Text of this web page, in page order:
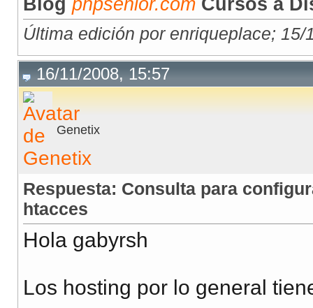
Última edición por enriqueplace;
16/11/2008, 15:57
Genetix
Respuesta: Consulta para
htacces
Hola gabyrsh
Los hosting por lo general